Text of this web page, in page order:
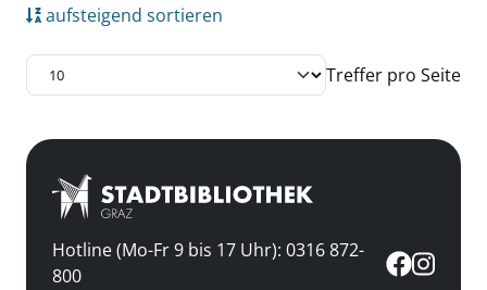
aufsteigend sortieren
Treffer pro Seite
Hotline (Mo-Fr 9 bis 17 Uhr): 0316 872-
800